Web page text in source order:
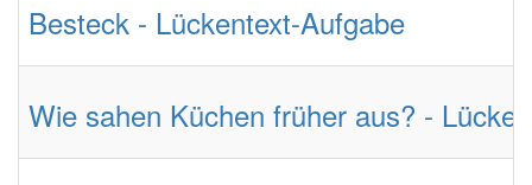
Besteck - Lückentext-Aufgabe
Wie sahen Küchen früher aus? -